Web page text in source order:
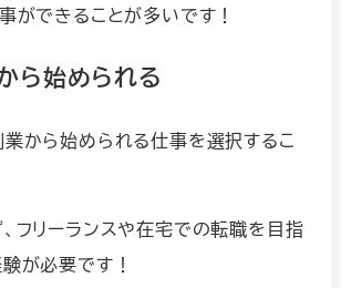
ができることが多いです！
ら始められる
から始められる仕事を選択するこ
フリーランスや在宅での転職を目指
が必要です！